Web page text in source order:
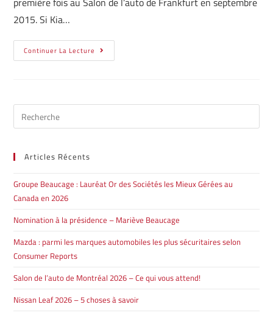
2015. Si Kia…
Continuer La Lecture
Articles Récents
Groupe Beaucage : Lauréat Or des Sociétés les Mieux Gérées au
Canada en 2026
Nomination à la présidence – Mariève Beaucage
Mazda : parmi les marques automobiles les plus sécuritaires selon
Consumer Reports
Salon de l’auto de Montréal 2026 – Ce qui vous attend!
Nissan Leaf 2026 – 5 choses à savoir